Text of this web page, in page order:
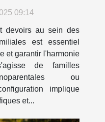
09:14
devoirs au sein des
est essentiel
et garantir l'harmonie
de familles
ou
implique
et...